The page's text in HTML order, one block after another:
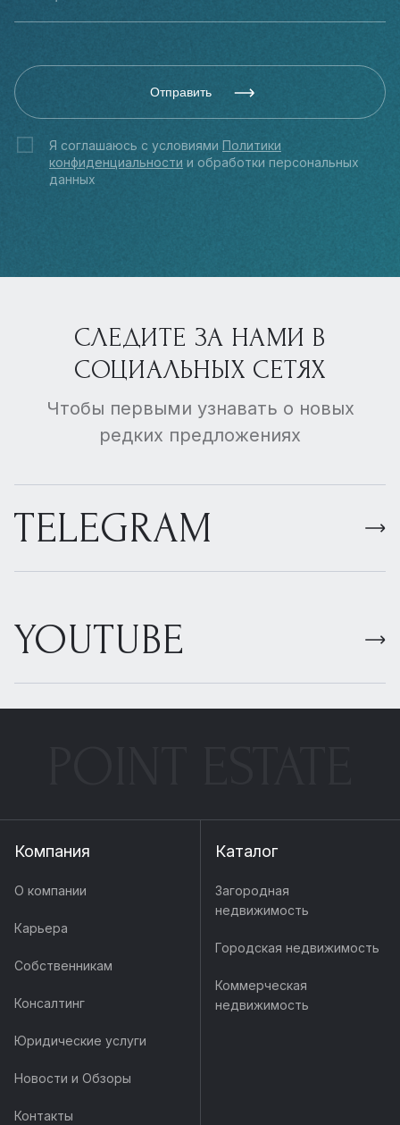
Отправить
Я соглашаюсь с условиями Политики
конфиденциальности и обработки персональных
данных
СЛЕДИТЕ ЗА НАМИ В
СОЦИАЛЬНЫХ СЕТЯХ
Чтобы первыми узнавать о новых
редких предложениях
TELEGRAM
YOUTUBE
Компания
О компании
Карьера
Собственникам
Консалтинг
Юридические услуги
Новости и Обзоры
Контакты
Каталог
Загородная
недвижимость
Городская недвижимость
Коммерческая
недвижимость